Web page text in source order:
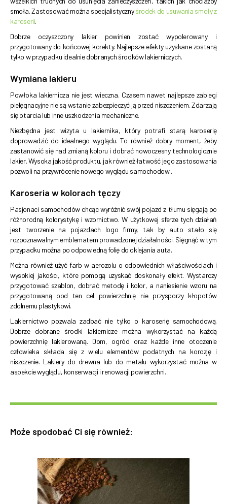
smoła. Zastosować można specjalistycznyśrodek do usuwania smoły z
karoserii.
Dobrze oczyszczony lakier powinien zostać wypolerowany i
przygotowany do końcowej korekty. Najlepsze efekty uzyskane zostaną
tylko w przypadku idealnie dobranych środków lakierniczych.
Wymiana lakieru
Powłoka lakiernicza nie jest wieczna. Czasem nawet najlepsze zabiegi
pielęgnacyjne nie są wstanie zabezpieczyć ją przed niszczeniem. Zdarzają
się otarcia lub inne uszkodzenia mechaniczne.
Niezbędna jest wizyta u lakiernika, który potrafi starą karoserię
doprowadzić do idealnego wyglądu. To również dobry moment, żeby
zastanowić się nad zmianą koloru i dobrać nowoczesny technologicznie
lakier. Wysoka jakość produktu, jak również łatwość jego zastosowania
pozwoli na przywrócenie nowego wyglądu samochodowi.
Karoseria w kolorach tęczy
Pasjonaci samochodów chcąc wyróżnić swój pojazd z tłumu sięgają po
różnorodną kolorystykę i wzornictwo. W użytkowej sferze tych działań
jest tworzenie na pojazdach logo firmy, tak by auto stało się
rozpoznawalnym emblematem prowadzonej działalności. Sięgnąć w tym
przypadku można po odpowiedną folię do oklejania auta.
Można również użyć farb w aerozolu o odpowiednich właściwościach i
wysokiej jakości, które pomogą uzyskać doskonały efekt. Wystarczy
przygotować szablon, dobrać metodę i kolor, a naniesienie wzoru na
przygotowaną pod ten cel powierzchnię nie przysporzy kłopotów
zdolnemu plastykowi.
Lakiernictwo pozwala zadbać nie tylko o karoserię samochodową.
Dobrze dobrane środki lakiernicze można wykorzystać na każdą
powierzchnię lakierowaną. Dom, ogród oraz każde inne otoczenie
człowieka składa się z wielu elementów podatnych na korozję i
niszczenie. Lakiery do drewna lub do metalu wykorzystać można w
aspekcie wyglądu, konserwacji i renowacji powierzchni.
Może spodobać Ci się również: